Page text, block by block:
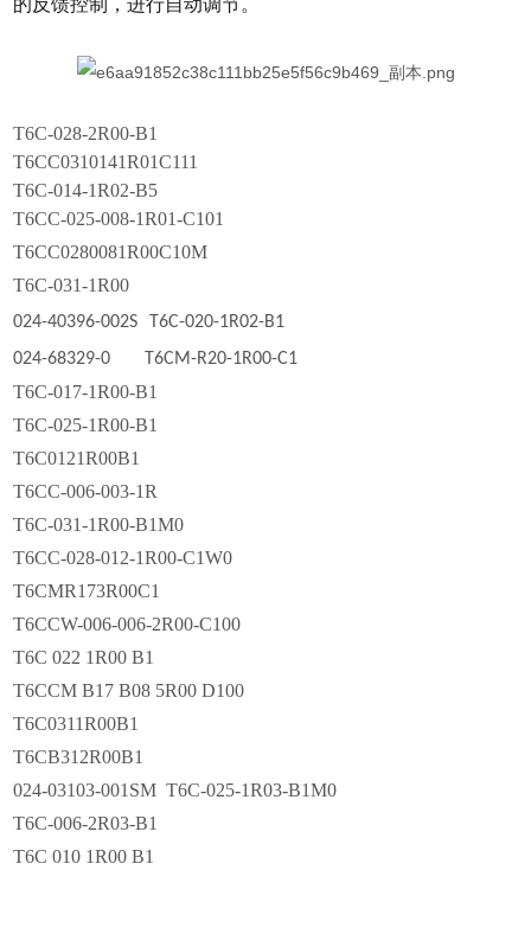
的反馈控制，进行自动调节。
T6C-028-2R00-B1
T6CC0310141R01C111
T6C-014-1R02-B5
T6CC-025-008-1R01-C101
T6CC0280081R00C10M
T6C-031-1R00
024-40396-002S
T6C-020-1R02-B1
024-68329-0
T6CM-R20-1R00-C1
T6C-017-1R00-B1
T6C-025-1R00-B1
T6C0121R00B1
T6CC-006-003-1R
T6C-031-1R00-B1M0
T6CC-028-012-1R00-C1W0
T6CMR173R00C1
T6CCW-006-006-2R00-C100
T6C 022 1R00 B1
T6CCM B17 B08 5R00 D100
T6C0311R00B1
T6CB312R00B1
024-03103-001SM T6C-025-1R03-B1M0
T6C-006-2R03-B1
T6C 010 1R00 B1